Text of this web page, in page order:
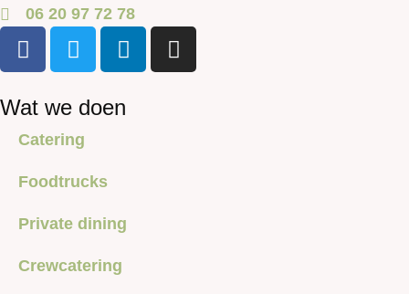
06 20 97 72 78
Wat we doen
Catering
Foodtrucks
Private dining
Crewcatering